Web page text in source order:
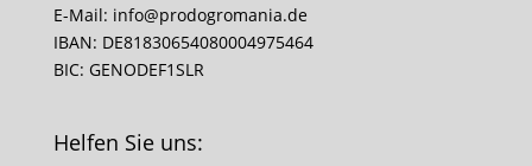
E-Mail: info@prodogromania.de
IBAN: DE81830654080004975464
BIC: GENODEF1SLR
Helfen Sie uns: